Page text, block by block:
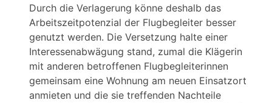
Durch die Verlagerung könne deshalb das
Arbeitszeitpotenzial der Flugbegleiter besser
genutzt werden. Die Versetzung halte einer
Interessenabwägung stand, zumal die Klägerin
mit anderen betroffenen Flugbegleiterinnen
gemeinsam eine Wohnung am neuen Einsatzort
anmieten und die sie treffenden Nachteile